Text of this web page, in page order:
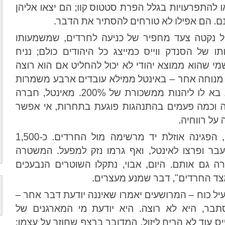
בגלל הפרת סטטוס קוו; הם יצאו אליהן
הם אפילו לא טורחים להסתיר את הדבר.
נקטה צעד מחפיר של כניעה לחרדים, שמשמעותו
של הסנדק ווייס כמייצג כל היהודים כולם; נניח
שהוא ממוצא יהודי לא יכול להחליט אם הוא רוצה
מנוחה אחר – באינטל ממילא עובדים ארבע משמרות
בשבוע – ולהחליט שדווקא בא לו ליהנות ממשכורת של 200%. מאינטל, חברה
וכמה פעמים בהתנהגות פוגעת בתחרות, אי אפשר
רווחיה.
משטרת ישראל, מצד שני, הפגינה אוזלת יד מרשימה מול החרדים. כ-1,500
ופרצו לאינטל, ואף גרמו נזק למפעל. המשטרה
גם אותם. היום, אבוי, נתקלו השוטרים הנבעכים
החרדים", דבר שמנע מעצרים.
כוח – המרושעים יאמרו שאיננה יודעת דבר אחר –
היא לא רוצה. היא יודעת מי המארגנים של
עוד לא הריח ליזול. המדובר ברצף שחוזר על עצמו: